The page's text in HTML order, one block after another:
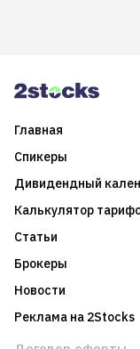
Главная
Спикеры
Дивидендный
Калькулятор
Статьи
Брокеры
Новости
Реклама на 2Stocks